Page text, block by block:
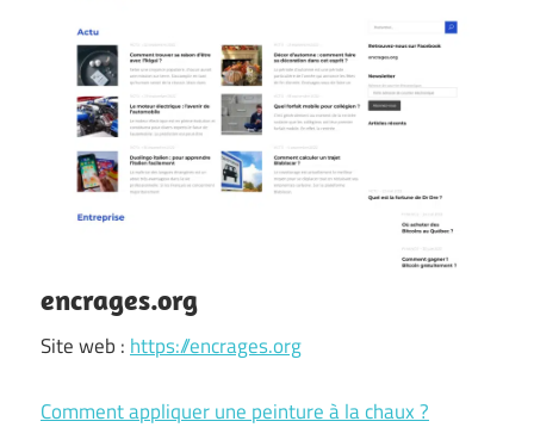
encrages.org
Site web : https://encrages.org
Comment appliquer une peinture à la chaux ?